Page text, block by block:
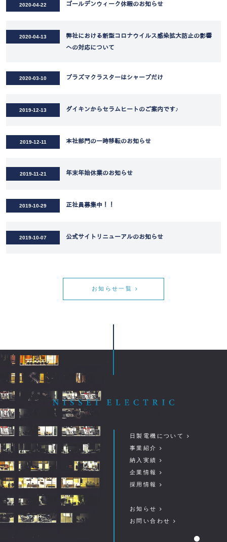
2020-04-22 ゴールデンウィーク休暇のお知らせ
2020-04-13
弊社における新型コロナウイルス感染拡大防止の影響
への対応について
2020-03-10 プラズマクラスターはシャープだけ
2019-12-13 ダイキンからセラムヒートのご案内です♪
2019-12-11 本社部門の一時移転のお知らせ
2019-11-21 年末年始休業のお知らせ
2019-10-29 正社員募集中！！
2019-10-07 公式サイトリニューアルのお知らせ
お知らせ一覧
日製電機について
事業紹介
納入実績
企業情報
採用情報
お知らせ
お問い合わせ